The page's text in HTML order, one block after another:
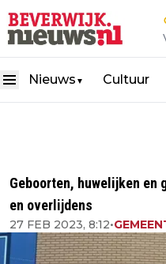
Nieuws ▼ Cultuur
Geboorten, huwelijken en
en overlijdens
27 FEB 2023, 8:12•